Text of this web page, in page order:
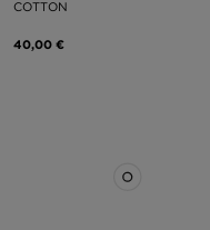
COTTON
40,00 €